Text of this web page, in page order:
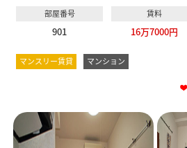
部屋番号
901
賃料
16万7000円
マンスリー賃貸 マンション